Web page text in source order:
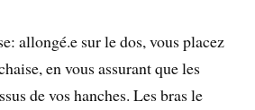
allongé.e sur le dos, vous placez
en vous assurant que les
de vos hanches. Les bras le